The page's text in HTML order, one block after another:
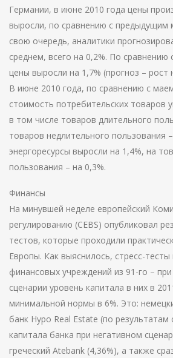
Германии, в июне 2010 года цены
выросли, по сравнению с предыдущим
свою очередь, аналитики
среднем, всего на 0,2%. По сравнению
цены выросли на 1,7% (прогноз – рост
В июне 2010 года, по сравнению с
стоимость потребительских товаров
в том числе товаров длительного
товаров недлительного пользования
энергоресурсы выросли на 1,4%, на
пользования – на 0,3%.
Финансы
На минувшей неделе европейский
регулированию (CEBS) опубликовал
тестов, которые проходили
Европы. Как выяснилось, стресс-
финансовых учреждений из 91-го –
сценарии уровень капитала в них в
минимальной нормы в 6%. Это:
банк Hypo Real Estate (по результатам
капитала банка при негативном
греческий Atebank (4,36%), а также